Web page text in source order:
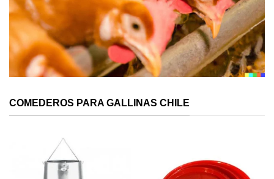
COMEDEROS PARA GALLINAS CHILE